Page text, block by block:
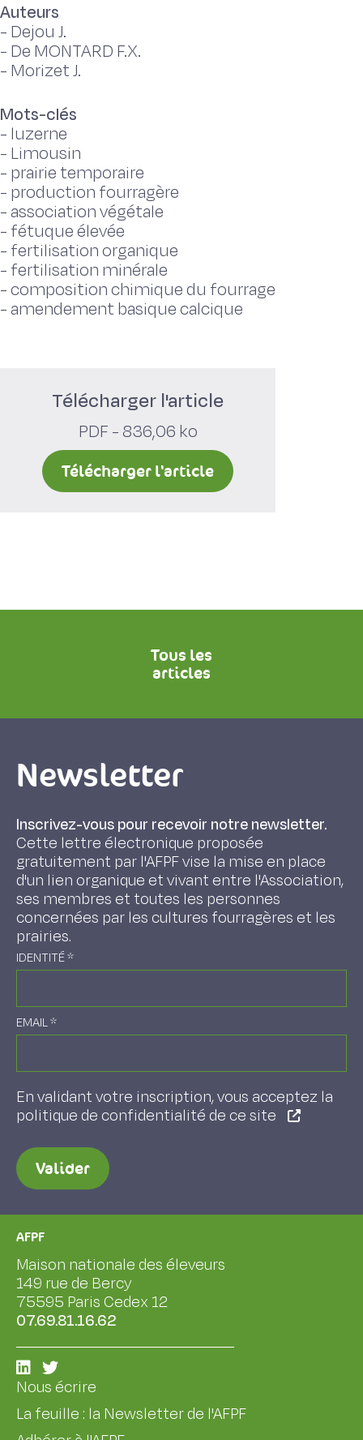
Auteurs
- Dejou J.
- De MONTARD F.X.
- Morizet J.
Mots-clés
- luzerne
- Limousin
- prairie temporaire
- production fourragère
- association végétale
- fétuque élevée
- fertilisation organique
- fertilisation minérale
-composition chimique du fourrage
- amendement basique calcique
Télécharger l'article
PDF - 836,06 ko
Télécharger l'article
Tous les
articles
Newsletter
Inscrivez-vous pour recevoir notre newsletter.
Cette lettre électronique proposée
gratuitement par l'AFPF vise la mise en place
d'un lien organique et vivant entre l'Association,
ses membres et toutes les personnes
concernées par les cultures fourragères et les
prairies.
IDENTITÉ*
EMAIL*
En validant votre inscription, vous acceptez la
politique de confidentialité de ce site
Valider
AFPF
Maison nationale des éleveurs
149 rue de Bercy
75595 Paris Cedex 12
07.69.81.16.62
Nous écrire
La feuille : la Newsletter de l'AFPF